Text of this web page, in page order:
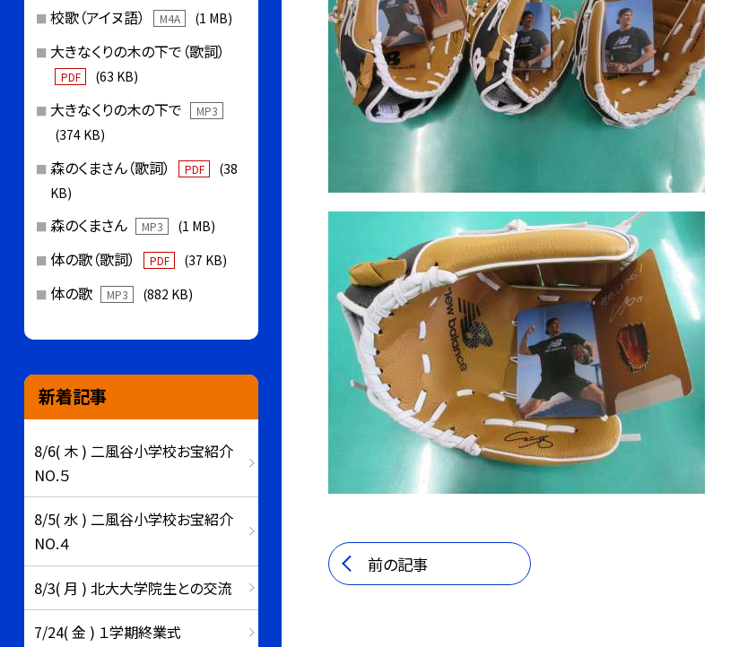
前の記事
校歌（アイヌ語） M4A (1 MB)
大きなくりの木の下で（歌詞）
PDF (63 KB)
大きなくりの木の下で MP3
(374 KB)
森のくまさん（歌詞） PDF
(38
KB)
森のくまさん MP3 (1 MB)
体の歌（歌詞） PDF (37 KB)
体の歌 MP3 (882 KB)
新着記事
8/6( 木 ) 二風谷小学校お宝紹介
NO.５
8/5( 水 ) 二風谷小学校お宝紹介
NO.４
8/3( 月 ) 北大大学院生との交流
7/24( 金 ) １学期終業式